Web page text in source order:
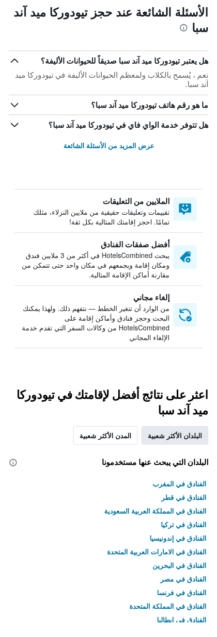
الأسئلة الشائعة عند حجز تيودوركا ميد آند
سبا
هل يعتبر تيودوركا ميد آند سبا صديقاً للحيوانات الأليفة؟
نعم ، يُسمح بالكلاب ولمعظم الحيوانات الأليفة في تيودوركا ميد
آند سبا.
ما هو رقم هاتف تيودوركا ميد آند سبا؟
هل تتوفر خدمة الواي فاي في تيودوركا ميد آند سبا؟
عرض المزيد من الأسئلة الشائعة
الملايين من التعليقات
تقييمات وتعليقات حقيقية من ملايين النزلاء، مثلك
تمامًا. احجز إقامتك المثالية بكل ثقة!
أفضل صفقات الفنادق
يبحث HotelsCombined في أكثر من 3 ملايين فندق
ومكان إقامة ويجمعهم في مكان واحد حتى تتمكن من
مقارنة أماكن الإقامة المثالية.
إلغاء مجاني
من الوارد أن تتغير الخطط — نتفهم ذلك. ولهذا يمكنك
البحث وحجز فنادق وأماكن إقامة على
HotelsCombined من وكالات السفر التي تقدم خدمة
الإلغاء المجاني
اعثر على نتائج أفضل لإقامتك في تيودوركا
ميد آند سبا
البلدان الأكثر شعبية المدن الأكثر شعبية
البلدان التي يبحث عنها مستخدمونا
الفنادق في المغرب
الفنادق في قطر
الفنادق في المملكة العربية السعودية
الفنادق في تركيا
الفنادق في إندونيسيا
الفنادق في الامارات العربية المتحدة
الفنادق في البحرين
الفنادق في مصر
الفنادق في فرنسا
الفنادق في المملكة المتحدة
الفنادق في إيطاليا